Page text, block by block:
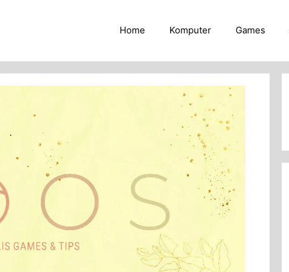
Home Komputer Games